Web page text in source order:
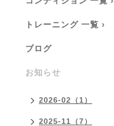
トレーニング 一覧 ›
ブログ
お知らせ
2026-02（1）
2025-11（7）